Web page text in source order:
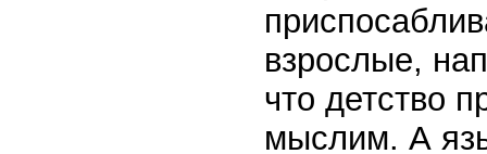
взрослые,
что детство
мыслим. А